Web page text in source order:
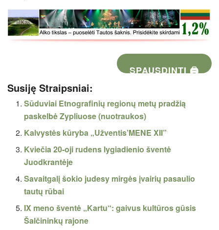
SPAUSDINTI 🖨
Susiję Straipsniai:
Sūduviai Etnografinių regionų metų pradžią
paskelbė Zypliuose (nuotraukos)
Kalvystės kūryba „Užventis’MENE XII”
Kviečia 20-oji rudens lygiadienio šventė
Juodkrantėje
Savaitgalį šokio judesy mirgės įvairių pasaulio
tautų rūbai
IX meno šventė „Kartu“: gaivus kultūros gūsis
Šalčininkų rajone